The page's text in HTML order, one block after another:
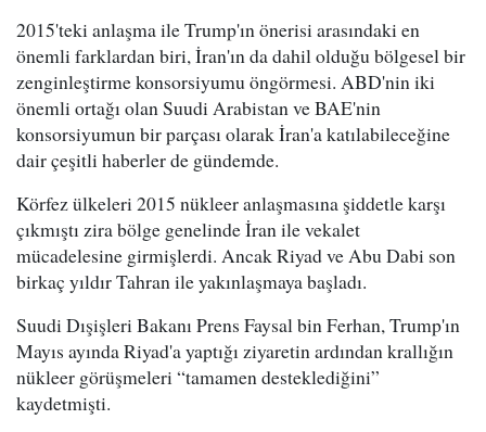
2015'teki anlaşma ile Trump'ın önerisi arasındaki en
önemli farklardan biri, İran'ın da dahil olduğu bölgesel bir
zenginleştirme konsorsiyumu öngörmesi. ABD'nin iki
önemli ortağı olan Suudi Arabistan ve BAE'nin
konsorsiyumun bir parçası olarak İran'a katılabileceğine
dair çeşitli haberler de gündemde.
Körfez ülkeleri 2015 nükleer anlaşmasına şiddetle karşı
çıkmıştı zira bölge genelinde İran ile vekalet
mücadelesine girmişlerdi. Ancak Riyad ve Abu Dabi son
birkaç yıldır Tahran ile yakınlaşmaya başladı.
Suudi Dışişleri Bakanı Prens Faysal bin Ferhan, Trump'ın
Mayıs ayında Riyad'a yaptığı ziyaretin ardından krallığın
nükleer görüşmeleri “tamamen desteklediğini”
kaydetmişti.